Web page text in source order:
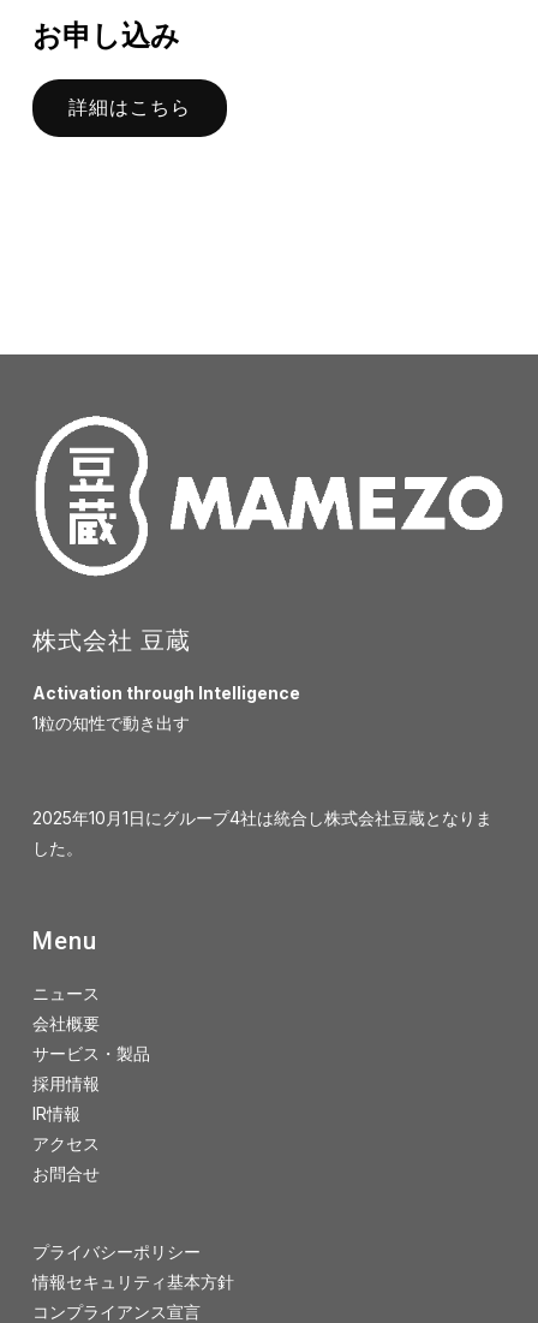
お申し込み
詳細はこちら
株式会社 豆蔵
Activation through Intelligence
1粒の知性で動き出す
2025年10月1日にグループ4社は統合し株式会社豆蔵となりま
した。
Menu
ニュース
会社概要
サービス・製品
採用情報
IR情報
アクセス
お問合せ
プライバシーポリシー
情報セキュリティ基本方針
コンプライアンス宣言